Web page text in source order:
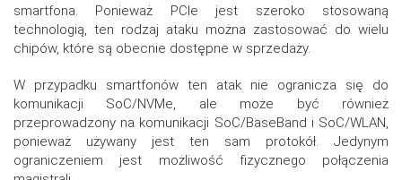
smartfona. Ponieważ PCIe jest szeroko stosowaną
technologią, ten rodzaj ataku można zastosować do wielu
chipów, które są obecnie dostępne w sprzedaży.
W przypadku smartfonów ten atak nie ogranicza się do
komunikacji SoC/NVMe, ale może być również
przeprowadzony na komunikacji SoC/BaseBand i SoC/WLAN,
ponieważ używany jest ten sam protokół. Jedynym
ograniczeniem jest możliwość fizycznego połączenia